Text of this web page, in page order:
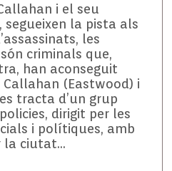
i el seu
segueixen la pista als
les
criminals que,
han aconseguit
(Eastwood) i
tracta d’un grup
dirigit per les
i polítiques, amb
la ciutat…